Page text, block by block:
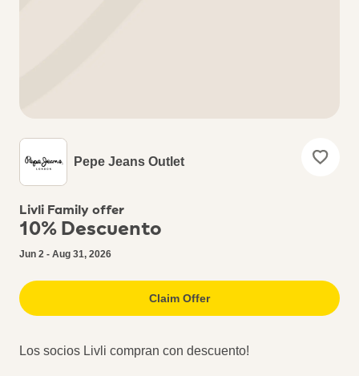
Pepe Jeans Outlet
Livli Family offer
10% Descuento
Jun 2 - Aug 31, 2026
Claim Offer
Los socios Livli compran con descuento!